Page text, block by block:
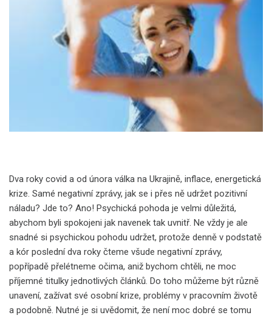
Dva roky covid a od února válka na Ukrajině, inflace, energetická
krize. Samé negativní zprávy, jak se i přes ně udržet pozitivní
náladu? Jde to? Ano! Psychická pohoda je velmi důležitá,
abychom byli spokojeni jak navenek tak uvnitř. Ne vždy je ale
snadné si psychickou pohodu udržet, protože denně v podstatě
a kór poslední dva roky čteme všude negativní zprávy,
popřípadě přelétneme očima, aniž bychom chtěli, ne moc
příjemné titulky jednotlivých článků. Do toho můžeme být různě
unavení, zažívat své osobní krize, problémy v pracovním životě
a podobně. Nutné je si uvědomit, že není moc dobré se tomu